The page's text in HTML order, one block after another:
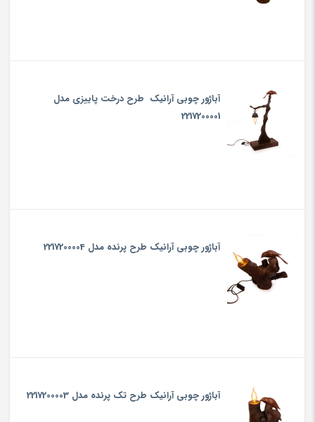
آباژور چوبی‏ آرانیک طرح ‏درخت پاییزی‏ مدل
2217200001
آباژور چوبی‏ آرانیک طرح ‏پرنده‏ مدل 2217200004
آباژور چوبی‏ آرانیک ‏طرح ‏تک پرنده مدل 2217200003